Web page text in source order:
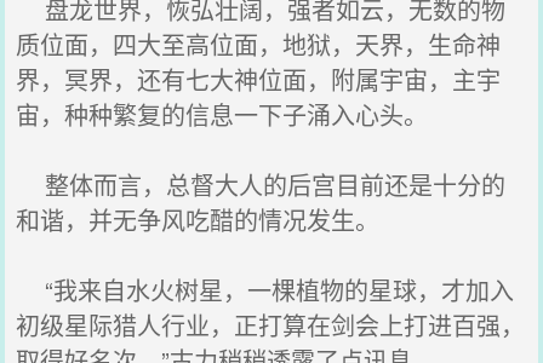
盘龙世界，恢弘壮阔，强者如云，无数的物
质位面，四大至高位面，地狱，天界，生命神
界，冥界，还有七大神位面，附属宇宙，主宇
宙，种种繁复的信息一下子涌入心头。
整体而言，总督大人的后宫目前还是十分的
和谐，并无争风吃醋的情况发生。
“我来自水火树星，一棵植物的星球，才加入
初级星际猎人行业，正打算在剑会上打进百强，